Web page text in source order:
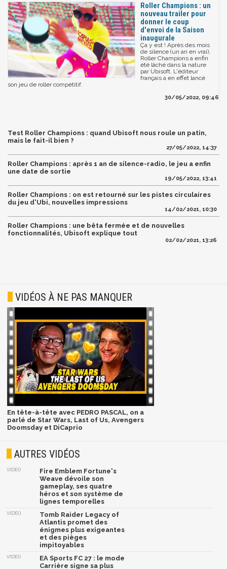
Roller Champions : un
nouveau trailer pour
donner le coup
d'envoi de la Saison
inaugurale
Ça y est ! Après des mois
de silence (un an en vrai),
Roller Champions a enfin
été lâché dans la nature
par Ubisoft. L'éditeur
français a en effet lancé
son jeu de roller compétitif.
30/05/2022, 09:46
Test Roller Champions : quand Ubisoft nous roule un patin,
mais le fait-il bien ?
27/05/2022, 14:37
Roller Champions : après 1 an de silence-radio, le jeu a enfin
une date de sortie
19/05/2022, 13:41
Roller Champions : on est retourné sur les pistes circulaires
du jeu d'Ubi, nouvelles impressions
14/02/2021, 10:30
Roller Champions : une bêta fermée et de nouvelles
fonctionnalités, Ubisoft explique tout
02/02/2021, 13:26
VIDÉOS À NE PAS MANQUER
En tête-à-tête avec PEDRO PASCAL, on a
parlé de Star Wars, Last of Us, Avengers
Doomsday et DiCaprio
AUTRES VIDÉOS
VIDÉO
Fire Emblem Fortune's
Weave dévoile son
gameplay, ses quatre
héros et son système de
lignes temporelles
VIDÉO
Tomb Raider Legacy of
Atlantis promet des
énigmes plus exigeantes
et des pièges
impitoyables
VIDÉO
EA Sports FC 27 : le mode
Carrière signe sa plus